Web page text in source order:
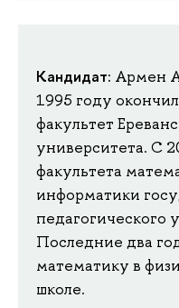
Кандидат: Армен
1995 году
факультет
университета. С
факультета
информатики
педагогического
Последние два
математику в
школе.